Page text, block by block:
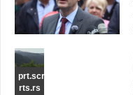
prt.scr
rts.rs